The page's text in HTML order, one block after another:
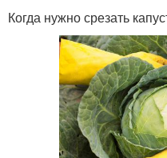
Когда нужно срезать